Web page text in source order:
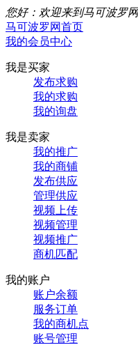
您好：欢迎来到马可波罗网
马可波罗网首页
我的会员中心
我是买家
发布求购
我的求购
我的询盘
我是卖家
我的推广
我的商铺
发布供应
管理供应
视频上传
视频管理
视频推广
商机匹配
我的账户
账户余额
服务订单
我的商机点
账号管理